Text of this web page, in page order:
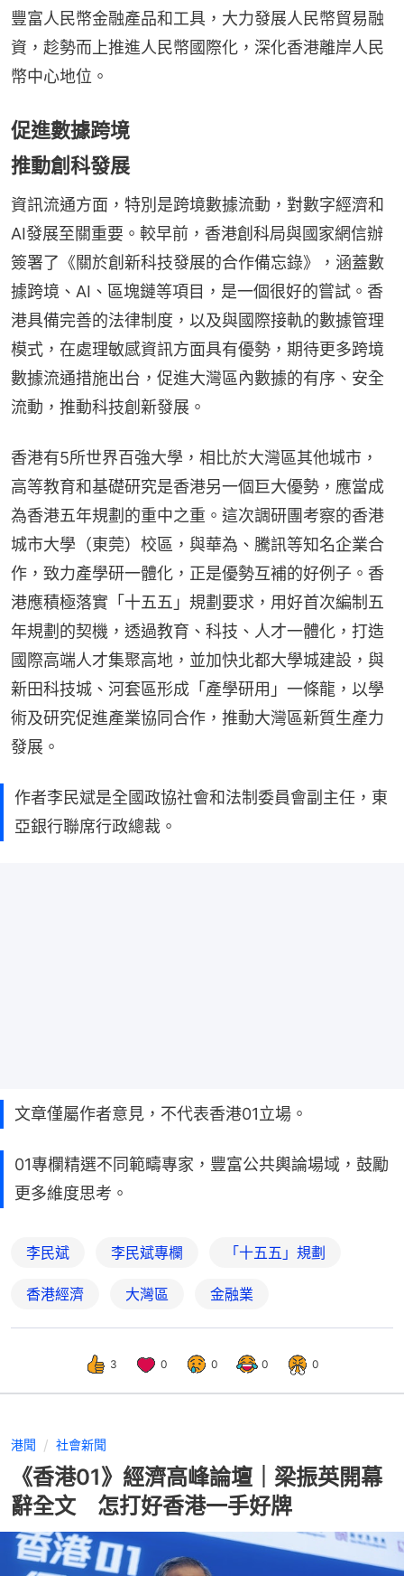
豐富人民幣金融產品和工具，大力發展人民幣貿易融
資，趁勢而上推進人民幣國際化，深化香港離岸人民
幣中心地位。
促進數據跨境
推動創科發展
資訊流通方面，特別是跨境數據流動，對數字經濟和
AI發展至關重要。較早前，香港創科局與國家網信辦
簽署了《關於創新科技發展的合作備忘錄》，涵蓋數
據跨境、AI、區塊鏈等項目，是一個很好的嘗試。香
港具備完善的法律制度，以及與國際接軌的數據管理
模式，在處理敏感資訊方面具有優勢，期待更多跨境
數據流通措施出台，促進大灣區內數據的有序、安全
流動，推動科技創新發展。
香港有5所世界百強大學，相比於大灣區其他城市，
高等教育和基礎研究是香港另一個巨大優勢，應當成
為香港五年規劃的重中之重。這次調研團考察的香港
城市大學（東莞）校區，與華為、騰訊等知名企業合
作，致力產學研一體化，正是優勢互補的好例子。香
港應積極落實「十五五」規劃要求，用好首次編制五
年規劃的契機，透過教育、科技、人才一體化，打造
國際高端人才集聚高地，並加快北都大學城建設，與
新田科技城、河套區形成「產學研用」一條龍，以學
術及研究促進產業協同合作，推動大灣區新質生產力
發展。
作者李民斌是全國政協社會和法制委員會副主任，東
亞銀行聯席行政總裁。
文章僅屬作者意見，不代表香港01立場。
01專欄精選不同範疇專家，豐富公共輿論場域，鼓勵
更多維度思考。
李民斌 李民斌專欄 「十五五」規劃
香港經濟 大灣區 金融業
3 0 0 0 0
港聞 社會新聞
《香港01》經濟高峰論壇｜梁振英開幕
辭全文 怎打好香港一手好牌